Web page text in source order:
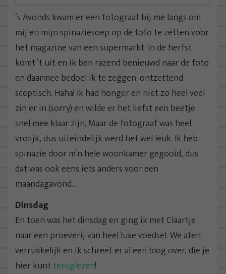
‘s Avonds kwam er een fotograaf bij me langs om
mij en mijn spinaziesoep op de foto te zetten voor
het magazine van een supermarkt. In de herfst
komt ‘t uit en ik ben razend benieuwd naar de foto
en daarmee bedoel ik te zeggen: ontzettend
sceptisch. Haha! Ik had honger en niet zo heel veel
zin er in (sorry) en wilde er het liefst een beetje
snel mee klaar zijn. Maar de fotograaf was heel
vrolijk, dus uiteindelijk werd het wel leuk. Ik heb
spinazie door m’n hele woonkamer gegooid, dus
dat was ook eens iets anders voor een
maandagavond…
Dinsdag
En toen was het dinsdag en ging ik met Claartje
naar een proeverij van heel luxe voedsel. We aten
verrukkelijk en ik schreef er al een blog over, die je
hier kunt teruglezen!